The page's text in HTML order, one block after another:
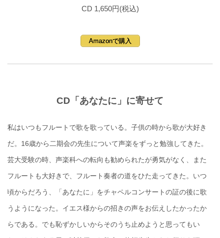
CD 1,650円(税込)
Amazonで購入
CD「あなたに」に寄せて
私はいつもフルートで歌を歌っている。子供の時から歌が大好き
だ。16歳から二期会の先生について声楽をずっと勉強してきた。
芸大受験の時、声楽科への転向も勧められたが勇気がなく、また
フルートも大好きで、フルート奏者の道をひた走ってきた。いつ
頃からだろう、「あなたに」をチャペルコンサートの証の後に歌
うようになった。イエス様からの招きの声をお伝えしたかったか
らである。でも恥ずかしいからそのうち止めようと思ってもい